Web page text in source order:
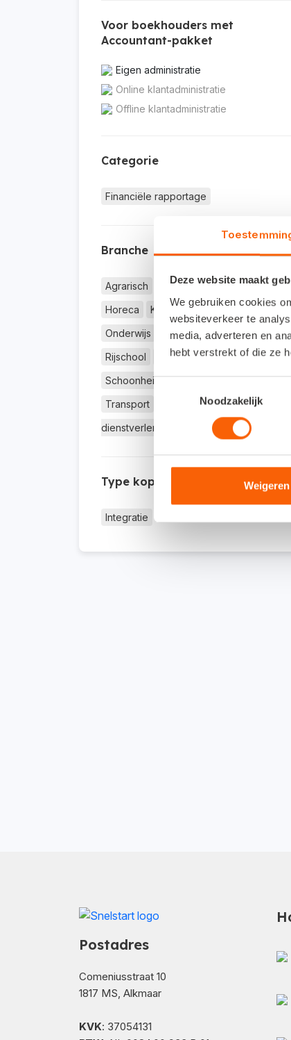
Deze website maakt
We gebruiken cookies
websiteverkeer te
media, adverteren en
hebt verstrekt of die ze
Toestemmingsselectie
Noodzakelijk
Weigeren
Voor boekhouders met
Accountant-pakket
Eigen administratie
Online klantadministratie
Offline klantadministratie
Categorie
Financiële rapportage
Branche
Agrarisch Detailhandel
Groothandel
Horeca
Kinderopvang
Metaal
Onderwijs
Bouw Overig
Productie
Rijschool
Autobedrijf
Schoonheidssalon
Accountancy
Transport
Zakelijke
dienstverlening
Type koppeling
Integratie
Postadres
Comeniusstraat 10
1817 MS, Alkmaar
KVK: 37054131